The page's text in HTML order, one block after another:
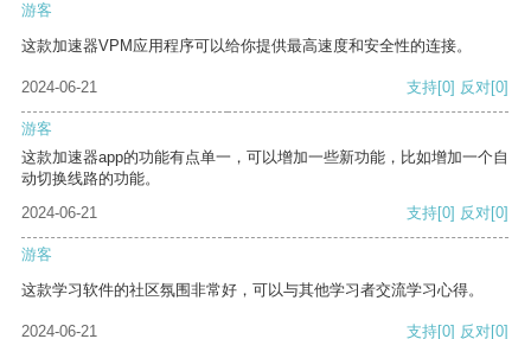
游客
这款加速器VPM应用程序可以给你提供最高速度和安全性的连接。
2024-06-21 支持[0] 反对[0]
游客
这款加速器app的功能有点单一，可以增加一些新功能，比如增加一个自
动切换线路的功能。
2024-06-21
支持[0] 反对[0]
游客
这款学习软件的社区氛围非常好，可以与其他学习者交流学习心得。
2024-06-21 支持[0] 反对[0]